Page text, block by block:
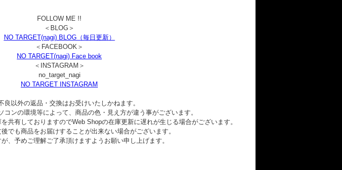
FOLLOW ME !!
＜BLOG＞
NO TARGET(nagi) BLOG（毎日更新）
＜FACEBOOK＞
NO TARGET(nagi) Face book
＜INSTAGRAM＞
no_target_nagi
NO TARGET INSTAGRAM
良以外の返品・交換はお受けいたしかねます。
ンの環境等によって、商品の色・見え方が違う事がございます。
共有しておりますのでWeb Shopの在庫更新に遅れが生じる場合がございます。
でも商品をお届けすることが出来ない場合がございます。
、予めご理解ご了承頂けますようお願い申し上げます。